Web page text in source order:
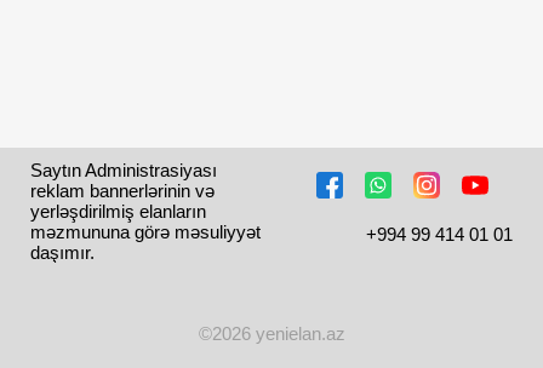
Saytın Administrasiyası
reklam bannerlərinin və
yerləşdirilmiş elanların
məzmununa görə məsuliyyət
daşımır.
+994 99 414 01 01
©2026 yenielan.az